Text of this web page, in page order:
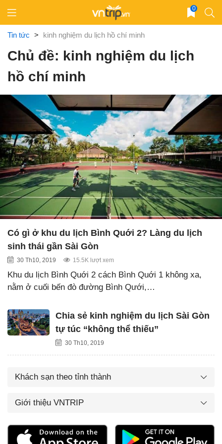
content
0
Tin tức > kinh nghiệm du lịch hồ chí minh
Chủ đề: kinh nghiệm du lịch
hồ chí minh
Có gì ở khu du lịch Bình Quới 2? Làng du lịch
sinh thái gần Sài Gòn
30 Th10, 2019 15.5K lượt xem
Khu du lịch Bình Quới 2 cách Bình Quới 1 không xa,
nằm ở cuối bến đò đường Bình Qưới,…
Chia sẻ kinh nghiệm du lịch Sài Gòn
tự túc “không thể thiếu”
30 Th10, 2019
Khách sạn theo tỉnh thành
Giới thiệu VNTRIP